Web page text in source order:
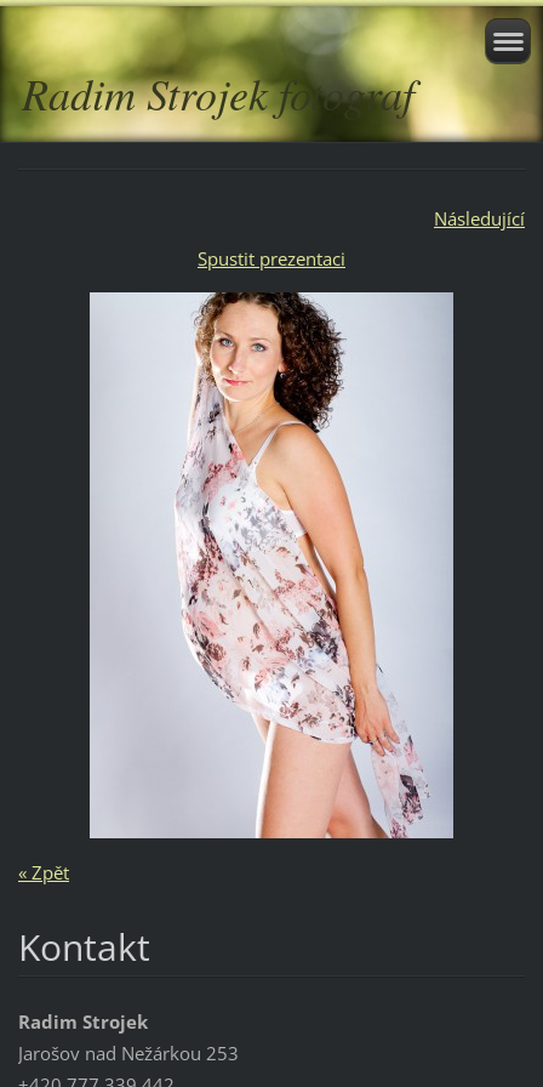
Radim Strojek fotograf
Následující
Spustit prezentaci
« Zpět
Kontakt
Radim Strojek
Jarošov nad Nežárkou 253